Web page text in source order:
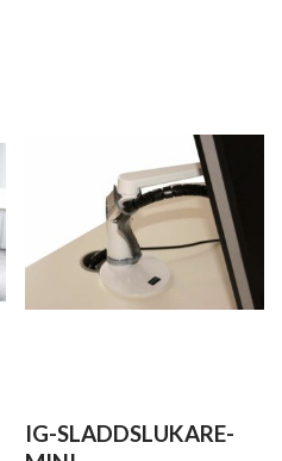
IG-SLADDSLUKARE-